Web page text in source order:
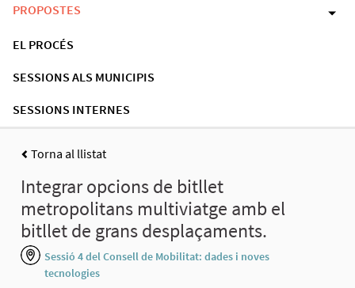
PROPOSTES
EL PROCÉS
SESSIONS ALS MUNICIPIS
SESSIONS INTERNES
Torna al llistat
Integrar opcions de bitllet
metropolitans multiviatge amb el
bitllet de grans desplaçaments.
Sessió 4 del Consell de Mobilitat: dades i noves
tecnologies